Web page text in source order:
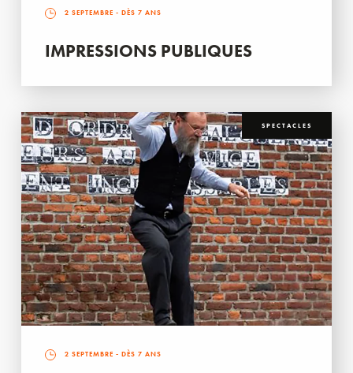
2 SEPTEMBRE - DÈS 7 ANS
IMPRESSIONS PUBLIQUES
SPECTACLES
2 SEPTEMBRE - DÈS 7 ANS